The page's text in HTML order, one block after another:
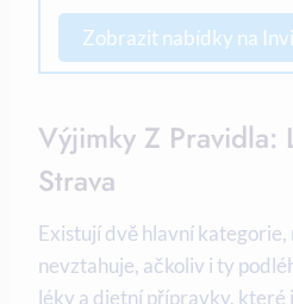
Zobrazit nabídky na
Výjimky Z Pravidla:
Strava
Existují dvě hlavní
nevztahuje, ačkoliv i ty
léky a dietní přípravky, které